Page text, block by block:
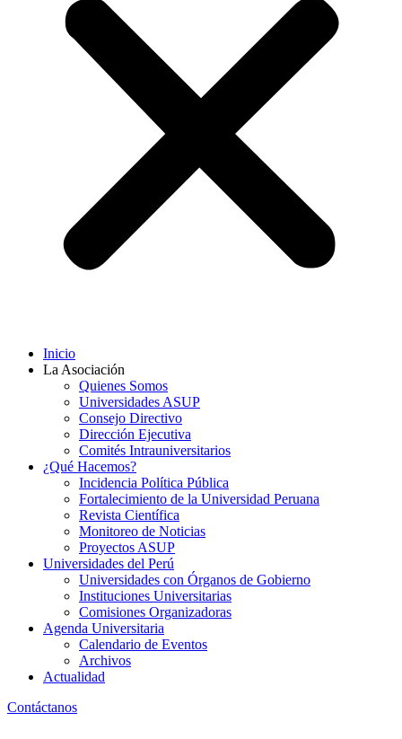
Inicio
La Asociación
Quienes Somos
Universidades ASUP
Consejo Directivo
Dirección Ejecutiva
Comités Intrauniversitarios
¿Qué Hacemos?
Incidencia Política Pública
Fortalecimiento de la Universidad Peruana
Revista Científica
Monitoreo de Noticias
Proyectos ASUP
Universidades del Perú
Universidades con Órganos de Gobierno
Instituciones Universitarias
Comisiones Organizadoras
Agenda Universitaria
Calendario de Eventos
Archivos
Actualidad
Contáctanos